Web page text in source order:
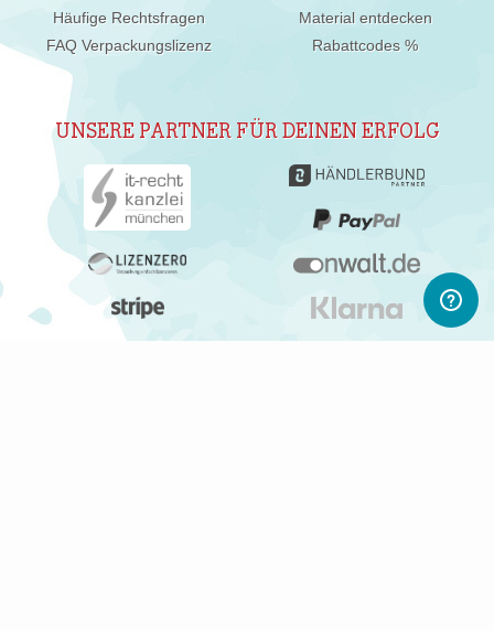
Häufige Rechtsfragen
FAQ Verpackungslizenz
Material entdecken
Rabattcodes %
UNSERE PARTNER FÜR DEINEN ERFOLG